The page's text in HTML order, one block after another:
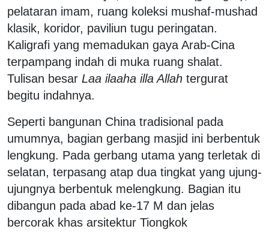
pelataran imam, ruang koleksi mushaf-mushad
klasik, koridor, paviliun tugu peringatan.
Kaligrafi yang memadukan gaya Arab-Cina
terpampang indah di muka ruang shalat.
Tulisan besar Laa ilaaha illa Allah tergurat
begitu indahnya.
Seperti bangunan China tradisional pada
umumnya, bagian gerbang masjid ini berbentuk
lengkung. Pada gerbang utama yang terletak di
selatan, terpasang atap dua tingkat yang ujung-
ujungnya berbentuk melengkung. Bagian itu
dibangun pada abad ke-17 M dan jelas
bercorak khas arsitektur Tiongkok